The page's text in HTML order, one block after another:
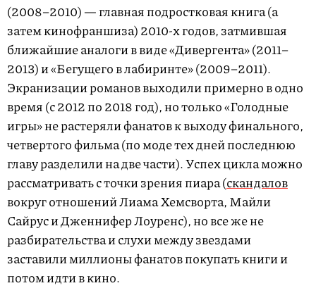
(2008–2010) — главная подростковая книга (а
затем кинофраншиза) 2010-х годов, затмившая
ближайшие аналоги в виде «Дивергента» (2011–
2013) и «Бегущего в лабиринте» (2009–2011).
Экранизации романов выходили примерно в одно
время (с 2012 по 2018 год), но только «Голодные
игры» не растеряли фанатов к выходу финального,
четвертого фильма (по моде тех дней последнюю
главу разделили на две части). Успех цикла можно
рассматривать с точки зрения пиара (скандалов
вокруг отношений Лиама Хемсворта, Майли
Сайрус и Дженнифер Лоуренс), но все же не
разбирательства и слухи между звездами
заставили миллионы фанатов покупать книги и
потом идти в кино.